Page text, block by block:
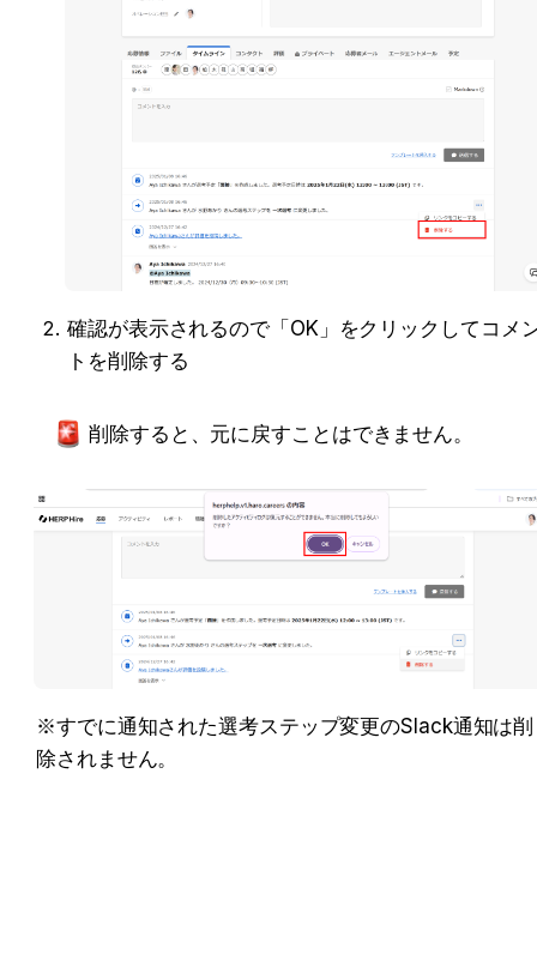
確認が表示されるので「OK」をクリックしてコメ
トを削除する
削除すると、元に戻すことはできません。
※すでに通知された選考ステップ変更のSlack通知は削
除されません。